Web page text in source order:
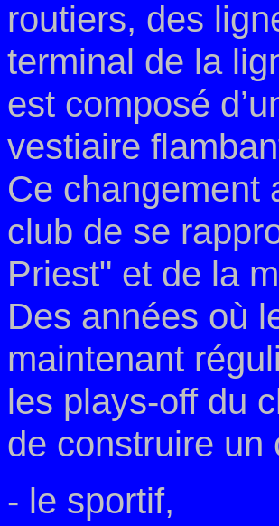
routiers, des
terminal de la
est composé
vestiaire
Ce changement
club de se
Priest" et de la
Des années où
maintenant
les plays-off du
de construire un
- le sportif,